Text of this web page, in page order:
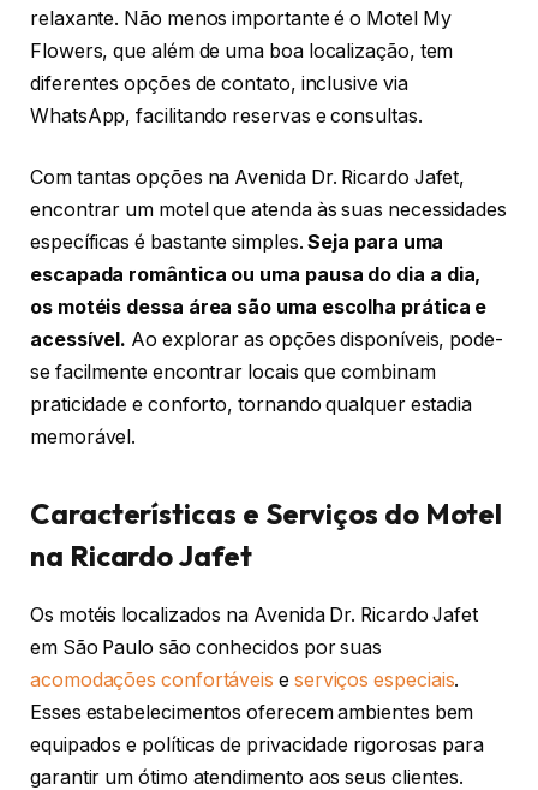
relaxante. Não menos importante é o Motel My
Flowers, que além de uma boa localização, tem
diferentes opções de contato, inclusive via
WhatsApp, facilitando reservas e consultas.
Com tantas opções na Avenida Dr. Ricardo Jafet,
encontrar um motel que atenda às suas necessidades
específicas é bastante simples.Seja para uma
escapada romântica ou uma pausa do dia a dia,
os motéis dessa área são uma escolha prática e
acessível. Ao explorar as opções disponíveis, pode-
se facilmente encontrar locais que combinam
praticidade e conforto, tornando qualquer estadia
memorável.
Características e Serviços do Motel
na Ricardo Jafet
Os motéis localizados na Avenida Dr. Ricardo Jafet
em São Paulo são conhecidos por suas
acomodações confortáveis e serviços especiais.
Esses estabelecimentos oferecem ambientes bem
equipados e políticas de privacidade rigorosas para
garantir um ótimo atendimento aos seus clientes.